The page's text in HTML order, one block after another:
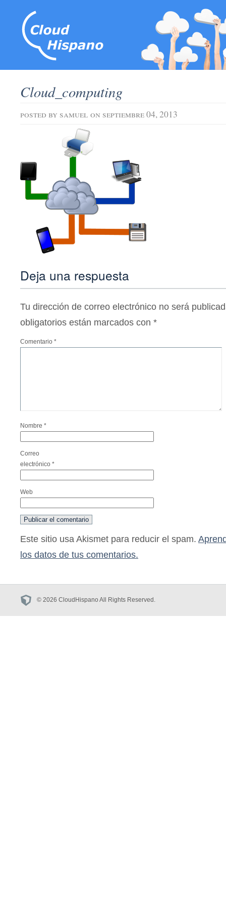
Cloud_computing
posted by samuel on septiembre 04, 2013
Deja una respuesta
Tu dirección de correo electrónico no será
obligatorios están marcados con *
Comentario *
Nombre *
Correo
electrónico *
Web
Este sitio usa Akismet para reducir el spam.
los datos de tus comentarios.
© 2026 CloudHispano All Rights Reserved.